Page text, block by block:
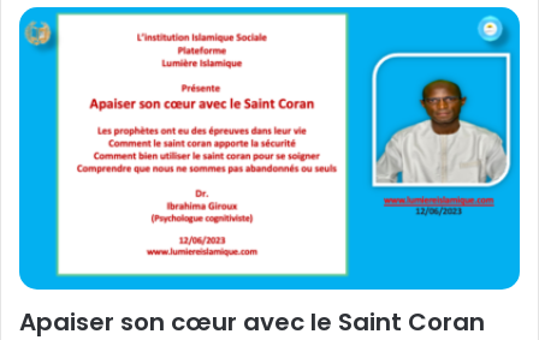
Apaiser son cœur avec le Saint Coran